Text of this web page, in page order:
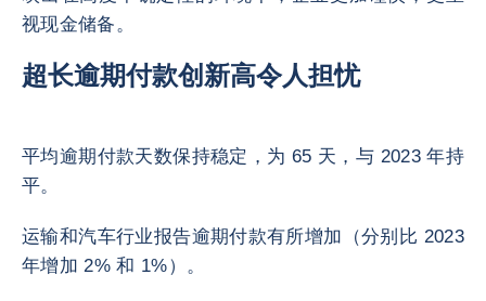
视现金储备。
超长逾期付款创新高令人担忧
平均逾期付款天数保持稳定，为 65 天，与 2023 年持
平。
运输和汽车行业报告逾期付款有所增加（分别比 2023
年增加 2% 和 1%）。